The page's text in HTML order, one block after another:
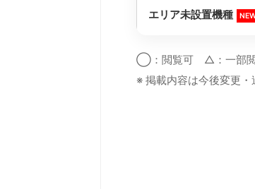
エリア未設置機種
◯：閲覧可 △：一部閲
※ 掲載内容は今後変更・